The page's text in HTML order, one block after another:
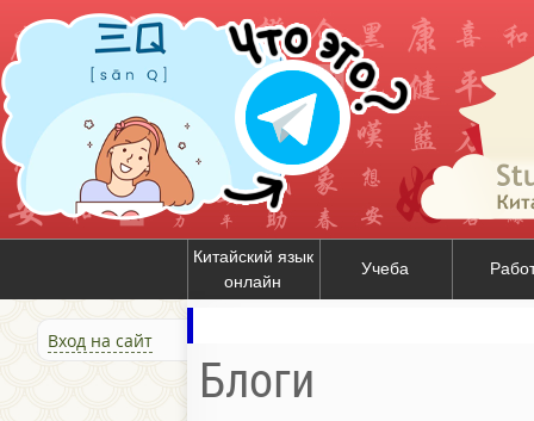
Китайский язык
онлайн
Учеба
Вход на сайт
Блоги